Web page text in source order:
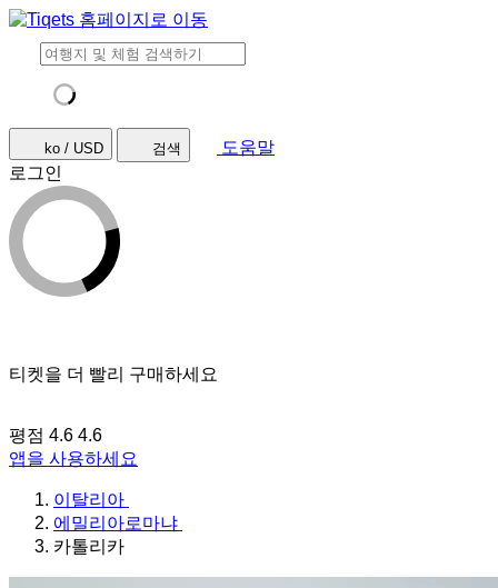
ko / USD 검색
도움말
로그인
티켓을 더 빨리 구매하세요
평점 4.6 4.6
앱을 사용하세요
이탈리아
에밀리아로마냐
카톨리카